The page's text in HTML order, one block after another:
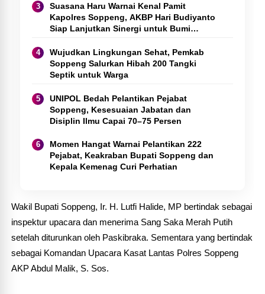
Suasana Haru Warnai Kenal Pamit
Kapolres Soppeng, AKBP Hari Budiyanto
Siap Lanjutkan Sinergi untuk Bumi
Wujudkan Lingkungan Sehat, Pemkab
Soppeng Salurkan Hibah 200 Tangki
Septik untuk Warga
UNIPOL Bedah Pelantikan Pejabat
Soppeng, Kesesuaian Jabatan dan
Disiplin Ilmu Capai 70–75 Persen
Momen Hangat Warnai Pelantikan 222
Pejabat, Keakraban Bupati Soppeng dan
Kepala Kemenag Curi Perhatian
Wakil Bupati Soppeng, Ir. H. Lutfi Halide, MP bertindak sebagai
inspektur upacara dan menerima Sang Saka Merah Putih
setelah diturunkan oleh Paskibraka. Sementara yang bertindak
sebagai Komandan Upacara Kasat Lantas Polres Soppeng
AKP Abdul Malik, S. Sos.